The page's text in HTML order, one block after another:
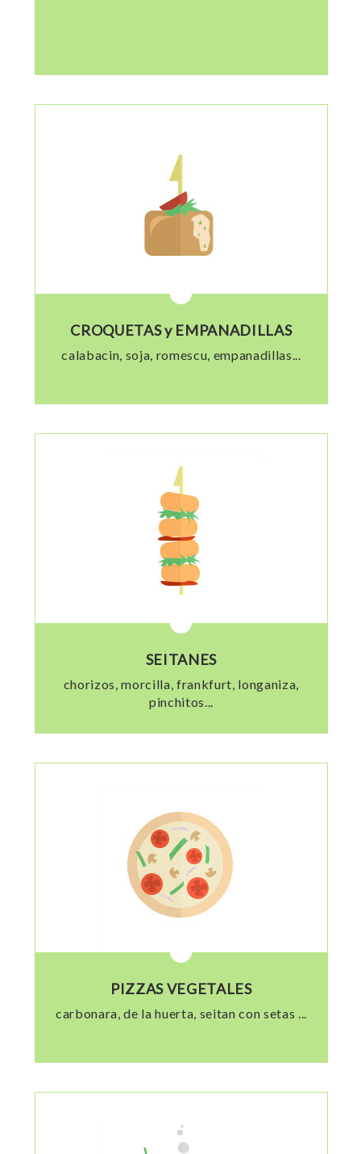
CROQUETAS y EMPANADILLAS
calabacin, soja, romescu, empanadillas...
SEITANES
chorizos, morcilla, frankfurt, longaniza,
pinchitos...
PIZZAS VEGETALES
carbonara, de la huerta, seitan con setas ...